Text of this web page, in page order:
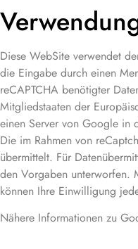
Diese WebSite verwendet
die Eingabe durch einen
reCAPTCHA benötigter
Mitgliedstaaten der
einen Server von Google in
Die im Rahmen von
übermittelt. Für
den Vorgaben unterworfen.
können Ihre Einwilligung
Nähere Informationen zu